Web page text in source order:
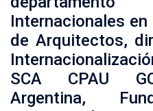
Internacionales en
de Arquitectos,
SCA CPAU
Argentina,